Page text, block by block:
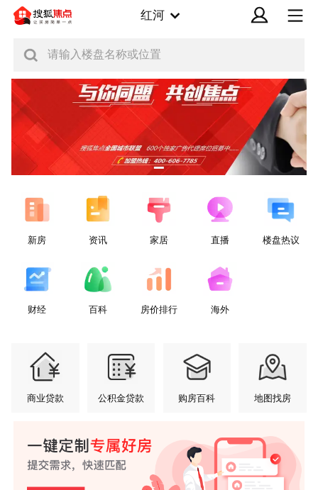
红河
请输入楼盘名称或位置
新房 资讯 家居 直播 楼盘热议
财经 百科 房价排行 海外
商业贷款 公积金贷款 购房百科 地图找房